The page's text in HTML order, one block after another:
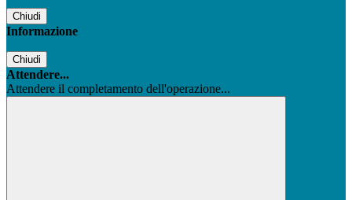
Chiudi
Informazione
Chiudi
Attendere...
Attendere il completamento dell'operazione...